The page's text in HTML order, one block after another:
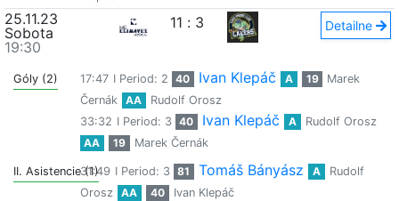
25.11.23
Sobota
19:30
11 : 3 Detailne
Góly (2) 17:47 I Period: 2 40 Ivan Klepáč A 19
Marek
Černák
AA
Rudolf Orosz
33:32 I Period: 3 40 Ivan Klepáč A
Rudolf Orosz
AA
19 Marek Černák
II. Asistencie (1)
31:49 I Period: 3 81 Tomáš Bányász A
Rudolf
Orosz
AA 40 Ivan Klepáč